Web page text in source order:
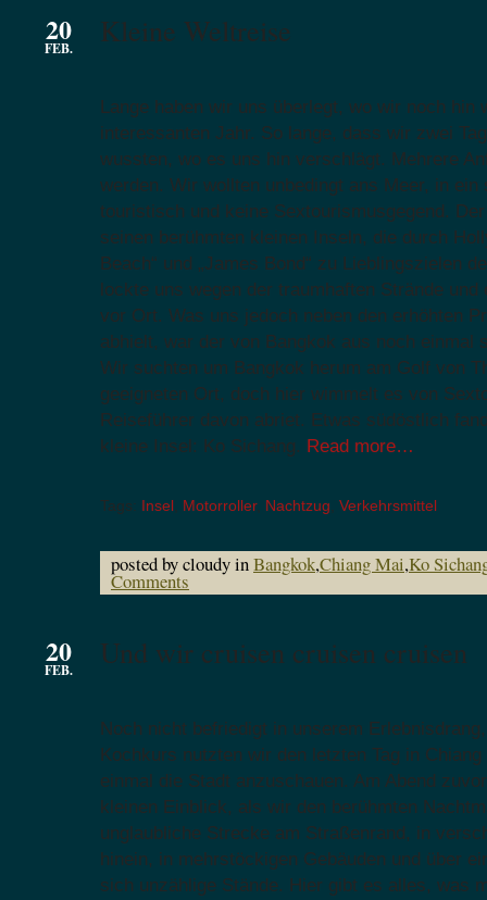
20
FEB. Kleine Weltreise
Lange haben wir uns überlegt, wo wir noch hin
interessanten Jahr. So lange, dass wir zwei
wussten, wo es uns hin verschlägt. Mehrere
werden. Wir wollten unbedingt ans Meer, in
touristisch und keine Sextourismusgegend.
seinen berühmten kleinen Inseln, die durch
Beach“ und „James Bond“ zu Lieblingszielen
lockte uns wegen der traumhaften Strände und
vor Ort. Was uns jedoch neben den erhöhten
abhielt, war der von Bangkok aus noch einmal
Wir suchten um Bangkok herum am Golf von
geeigneten Ort, doch hier wimmelt es von
Reiseführer davon abriet. Etwas südöstlich
kleine Insel: Ko Sichang. Read more…
Tags: Insel Motorroller, Nachtzug Verkehrsmittel
posted by cloudy inBangkok,Chiang Mai,Ko
Comments
20
FEB. Und wir cruisen cruisen cruisen
Noch nicht befriedigt in unserem
Kochkurs nutzten wir den letzten Tag in
einmal die Stadt anzuschauen. Am Abend
kleinen Einblick, als wir den berühmten
unglaubliche Strecke am Straßenrand, in
hinein, in mehrstöckigen Gebäuden und über
sich unzählige Stände. Hier gibt es alles, was